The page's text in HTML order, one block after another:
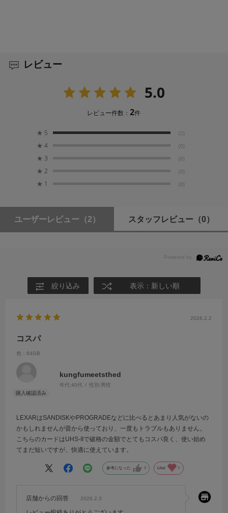
フローの開始から終了までの時間が飛躍的に高速化する
UHS-Iの最高速度で動作する後方互換性
との後方互換性もあり、UHS-Iの最高速度で動作します。
厳格なテスト済み
Lexarの製品設計はすべて、Lexarクオリティラボで、
ストを受けており、その性能・品質・互換性・信頼性が
確認されています。
保存温度範囲
32 mm x 24 mm x 2.1 mm / 1.25” x 0.95” x 0.08”
1年保証付き
スピードクラス
128GB - Class 10, U3, V60
64GB - Class 10, U3, V60
レビュー
5.0
レビュー件数：2件
★ 5 (2)
★ 4 (0)
★ 3 (0)
★ 2 (0)
★ 1 (0)
ユーザーレビュー （2） スタッフレビュー （0）
絞り込み 表示：新しい順
2026.2.2
コスパ
色：64GB
kungfumeetsthed
年代:40代 性別:男性
LEXARはSANDISKやPROGRADEなどに比べるとあまり人気がないの
かもしれませんが昔から使っており、一度もトラブルもありません。
こちらのカードはUHS-IIで破格の金額でとてもコスパ良く、使い始め
てまだ短いですが、快適に使えています。
参考になった 0 Like! 0
店舗からの回答 2026.2.3